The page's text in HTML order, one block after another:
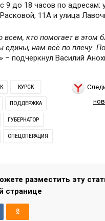
9 до 18 часов по адресам:
11А и улица
всем, кто помогает в этом
едины, нам всё по плечу.
– подчеркнул Василий
КУРСК
ПОДДЕРЖКА
ГУБЕРНАТОР
СПЕЦОПЕРАЦИЯ
разместить эту
странице